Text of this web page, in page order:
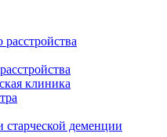
клиника
старческой деменции